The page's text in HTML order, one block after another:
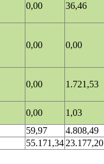
0,00 36,46
0,00 0,00
0,00 1.721,53
0,00
1,03
59,97
4.808,49
55.171,3423.177,20